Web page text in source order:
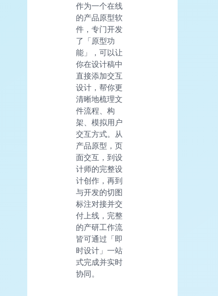
作为一个在线
的产品原型软
件，专门开发
了「原型功
能」，可以让
你在设计稿中
直接添加交互
设计，帮你更
清晰地梳理文
件流程、构
架、模拟用户
交互方式。从
产品原型，页
面交互，到设
计师的完整设
计创作，再到
与开发的切图
标注对接并交
付上线，完整
的产研工作流
皆可通过「即
时设计」一站
式完成并实时
协同。